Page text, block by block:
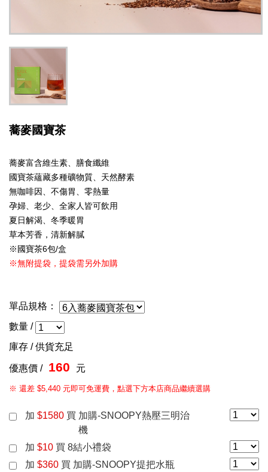
蕎麥國寶茶
蕎麥富含維生素、膳食纖維
國寶茶蘊藏多種礦物質、天然酵素
無咖啡因、不傷胃、零熱量
孕婦、老少、全家人皆可飲用
夏日解渴、冬季暖胃
草本芳香，清新解膩
※國寶茶6包/盒
※無附提袋，提袋需另外加購
單品規格：
數量 /
庫存 /供貨充足
優惠價 / 160 元
※ 還差 $5,440 元即可免運費，點選下方本店商品繼續選購
加 $1580 買 加購-SNOOPY熱壓三明治
機
加 $10 買 8結小禮袋
加 $360 買 加購-SNOOPY提把水瓶